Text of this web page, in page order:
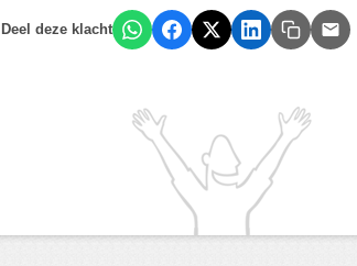
Deel deze klacht